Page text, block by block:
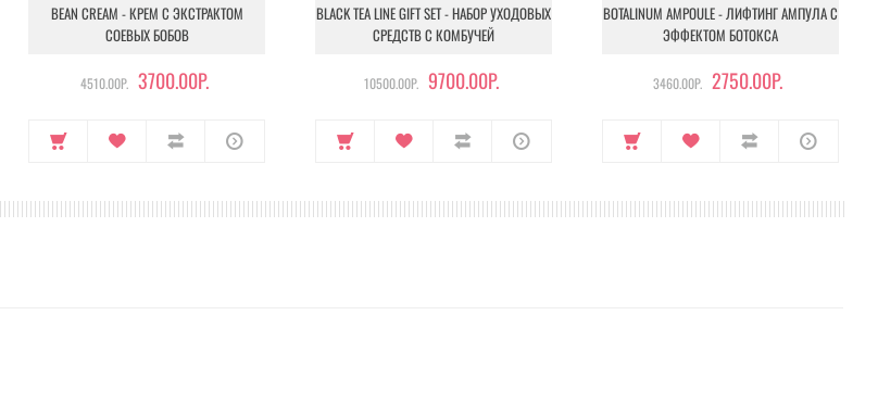
BEAN CREAM - КРЕМ С ЭКСТРАКТОМ
СОЕВЫХ БОБОВ
4510.00Р. 3700.00Р.
BLACK TEA LINE GIFT SET - НАБОР УХОДОВЫХ
СРЕДСТВ С КОМБУЧЕЙ
10500.00Р. 9700.00Р.
BOTALINUM AMPOULE - ЛИФТИНГ АМПУЛА С
ЭФФЕКТОМ БОТОКСА
3460.00Р. 2750.00Р.